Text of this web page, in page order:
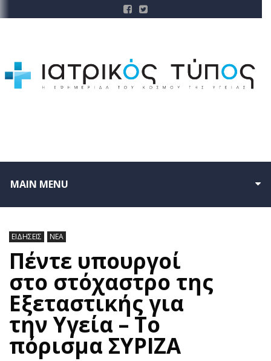
MAIN MENU
ΕΙΔΗΣΕΙΣ ΝΕΑ
Πέντε υπουργοί
στο στόχαστρο της
Εξεταστικής για
την Υγεία – Το
πόρισμα ΣΥΡΙΖΑ